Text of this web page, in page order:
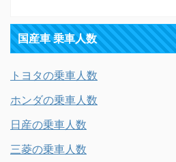
国産車 乗車人数
トヨタの乗車人数
ホンダの乗車人数
日産の乗車人数
三菱の乗車人数